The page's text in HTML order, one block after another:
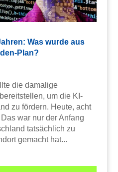
Was wurde aus
Plan?
die damalige
um die KI-
zu fördern. Heute, acht
war nur der Anfang
tatsächlich zu
gemacht hat...